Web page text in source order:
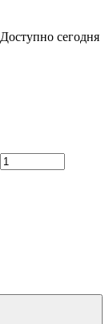
Доступно сегодня